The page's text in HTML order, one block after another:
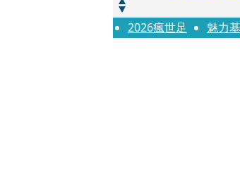
快訊
代誌大條火
2026瘋世足 魅力